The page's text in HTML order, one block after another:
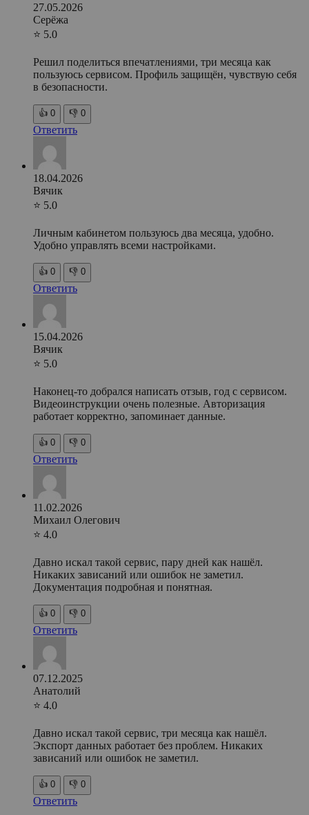
27.05.2026
Серёжа
⭐ 5.0
Решил поделиться впечатлениями, три месяца как
пользуюсь сервисом. Профиль защищён, чувствую себя
в безопасности.
👍 0 👎 0
Ответить
18.04.2026
Вячик
⭐ 5.0
Личным кабинетом пользуюсь два месяца, удобно.
Удобно управлять всеми настройками.
👍 0 👎 0
Ответить
15.04.2026
Вячик
⭐ 5.0
Наконец-то добрался написать отзыв, год с сервисом.
Видеоинструкции очень полезные. Авторизация
работает корректно, запоминает данные.
👍 0 👎 0
Ответить
11.02.2026
Михаил Олегович
⭐ 4.0
Давно искал такой сервис, пару дней как нашёл.
Никаких зависаний или ошибок не заметил.
Документация подробная и понятная.
👍 0 👎 0
Ответить
07.12.2025
Анатолий
⭐ 4.0
Давно искал такой сервис, три месяца как нашёл.
Экспорт данных работает без проблем. Никаких
зависаний или ошибок не заметил.
👍 0 👎 0
Ответить